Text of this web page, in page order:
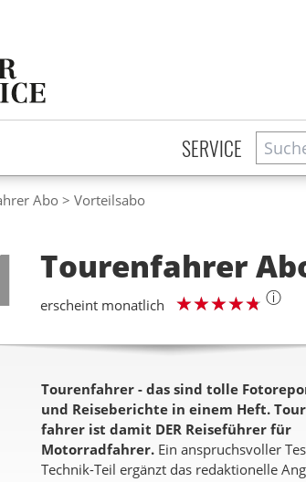
SERVICE Suche
Abo Vorteilsabo
Tourenfahrer
erscheint monatlich ⓘ
Tourenfahrer - das sind tolle
und Reiseberichte in einem Heft.
fahrer ist damit DER Reiseführer für
Motorradfahrer. Ein anspruchsvoller
Technik-Teil ergänzt das redaktionelle